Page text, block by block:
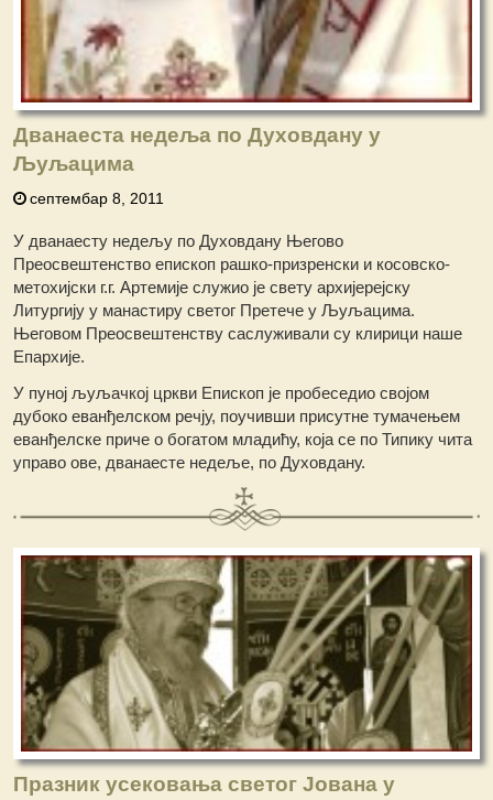
Дванаеста недеља по Духовдану у
Љуљацима
септембар 8, 2011
У дванаесту недељу по Духовдану Његово
Преосвештенство епископ рашко-призренски и косовско-
метохијски г.г. Артемије служио је свету архијерејску
Литургију у манастиру светог Претече у Љуљацима.
Његовом Преосвештенству саслуживали су клирици наше
Епархије.
У пуној љуљачкој цркви Епископ је пробеседио својом
дубоко еванђелском речју, поучивши присутне тумачењем
еванђелске приче о богатом младићу, која се по Типику чита
управо ове, дванаесте недеље, по Духовдану.
Празник усековања светог Јована у